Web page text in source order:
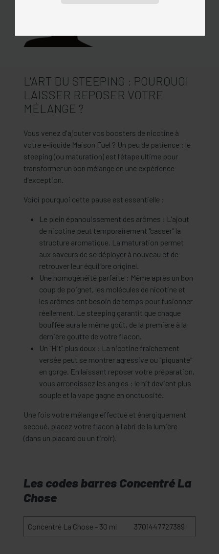
L'ART DU STEEPING : POURQUOI
LAISSER REPOSER VOTRE
MÉLANGE ?
Vous venez d'ajouter vos boosters de nicotine à
votre e-liquide Maison Fuel ? Un peu de patience : le
steeping (ou maturation) est l'étape ultime pour
transformer un bon mélange en une expérience
d'exception.
Voici pourquoi cette pause est essentielle :
Le plein épanouissement des arômes : L'ajout
de nicotine peut temporairement "casser" la
structure aromatique. La maturation permet
aux saveurs de se déployer à nouveau et de
retrouver leur équilibre originel.
Une homogénéité parfaite : Même après un bon
coup de poignet, les molécules de nicotine et
les arômes ont besoin de temps pour fusionner
réellement. Le steeping garantit que chaque
bouffée aura le même goût, de la première à la
dernière goutte de votre flacon.
Un "Hit" plus doux : La nicotine fraîchement
versée peut se montrer agressive ou "piquante"
en gorge. En laissant reposer votre préparation,
vous arrondissez les angles : le hit devient plus
souple et la vape gagne en onctuosité.
Une fois votre mélange effectué et énergiquement
secoué, placez votre flacon à l'abri de la lumière
(dans un placard ou un tiroir).
Les codes barres Concentré La
Chose
Concentré La Chose - 30 ml 3701447727389